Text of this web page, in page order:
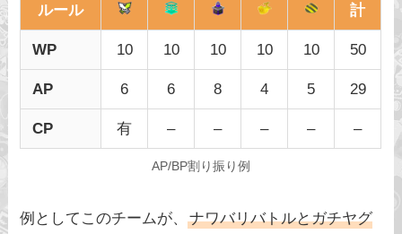
ルール 計
WP 10 10 10 10 10 50
AP 6 6 8 4 5 29
CP 有 – – – – –
AP/BP割り振り例
例としてこのチームが、ナワバリバトルとガチヤグ